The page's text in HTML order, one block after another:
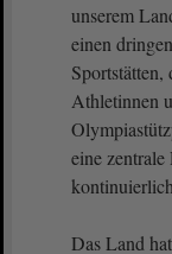
unserem
einen
Athletinnen
eine
Das Land